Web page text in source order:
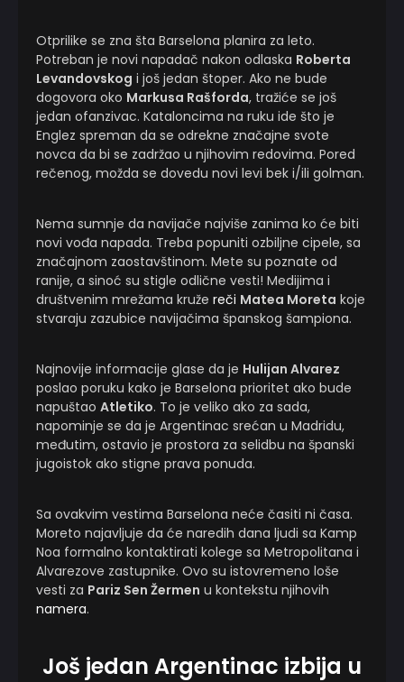
Otprilike se zna šta Barselona planira za leto.
Potreban je novi napadač nakon odlaska Roberta
Levandovskog i još jedan štoper. Ako ne bude
dogovora oko Markusa Rašforda, tražiće se još
jedan ofanzivac. Kataloncima na ruku ide što je
Englez spreman da se odrekne značajne svote
novca da bi se zadržao u njihovim redovima. Pored
rečenog, možda se dovedu novi levi bek i/ili golman.
Nema sumnje da navijače najviše zanima ko će biti
novi vođa napada. Treba popuniti ozbiljne cipele, sa
značajnom zaostavštinom. Mete su poznate od
ranije, a sinoć su stigle odlične vesti! Medijima i
društvenim mrežama kruže reči Matea Moreta koje
stvaraju zazubice navijačima španskog šampiona.
Najnovije informacije glase da je Hulijan Alvarez
poslao poruku kako je Barselona prioritet ako bude
napuštao Atletiko. To je veliko ako za sada,
napominje se da je Argentinac srećan u Madridu,
međutim, ostavio je prostora za selidbu na španski
jugoistok ako stigne prava ponuda.
Sa ovakvim vestima Barselona neće časiti ni časa.
Moreto najavljuje da će naredih dana ljudi sa Kamp
Noa formalno kontaktirati kolege sa Metropolitana i
Alvarezove zastupnike. Ovo su istovremeno loše
vesti za Pariz Sen Žermen u kontekstu njihovih
namera.
Još jedan Argentinac izbija u